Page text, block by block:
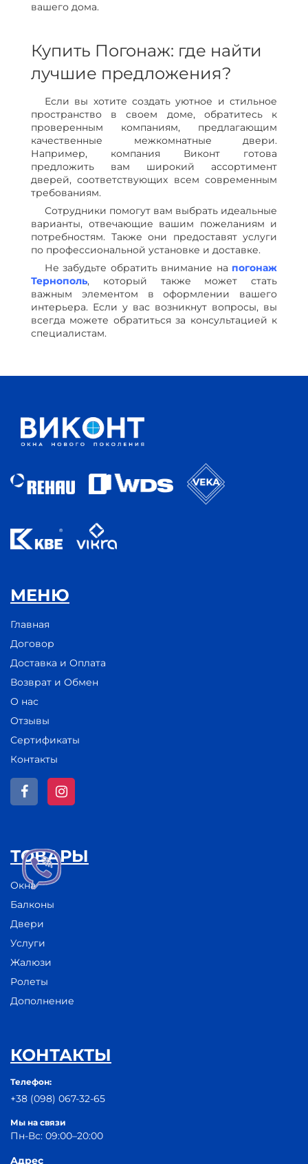
вашего дома.
Купить Погонаж: где найти
лучшие предложения?
Если вы хотите создать уютное и стильное
пространство в своем доме, обратитесь к
проверенным компаниям, предлагающим
качественные межкомнатные двери.
Например, компания Виконт готова
предложить вам широкий ассортимент
дверей, соответствующих всем современным
требованиям.
Сотрудники помогут вам выбрать идеальные
варианты, отвечающие вашим пожеланиям и
потребностям. Также они предоставят услуги
по профессиональной установке и доставке.
Не забудьте обратить внимание на погонаж
Тернополь, который также может стать
важным элементом в оформлении вашего
интерьера. Если у вас возникнут вопросы, вы
всегда можете обратиться за консультацией к
специалистам.
МЕНЮ
Главная
Договор
Доставка и Оплата
Возврат и Обмен
О нас
Отзывы
Сертификаты
Контакты
ТОВАРЫ
Окна
Балконы
Двери
Услуги
Жалюзи
Ролеты
Дополнение
КОНТАКТЫ
Телефон:
+38 (098) 067-32-65
Мы на связи
Пн-Вс: 09:00–20:00
Адрес